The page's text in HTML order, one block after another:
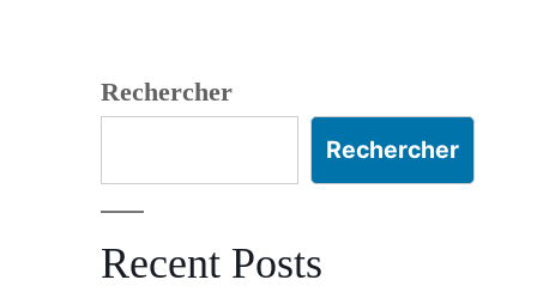
Rechercher
Rechercher
Recent Posts